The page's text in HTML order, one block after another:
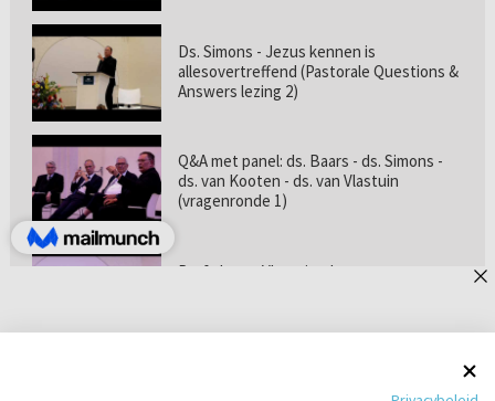
Ds. Simons - Jezus kennen is
allesovertreffend (Pastorale Questions &
Answers lezing 2)
Q&A met panel: ds. Baars - ds. Simons -
ds. van Kooten - ds. van Vlastuin
(vragenronde 1)
Prof. dr. van Vlastuin - Is